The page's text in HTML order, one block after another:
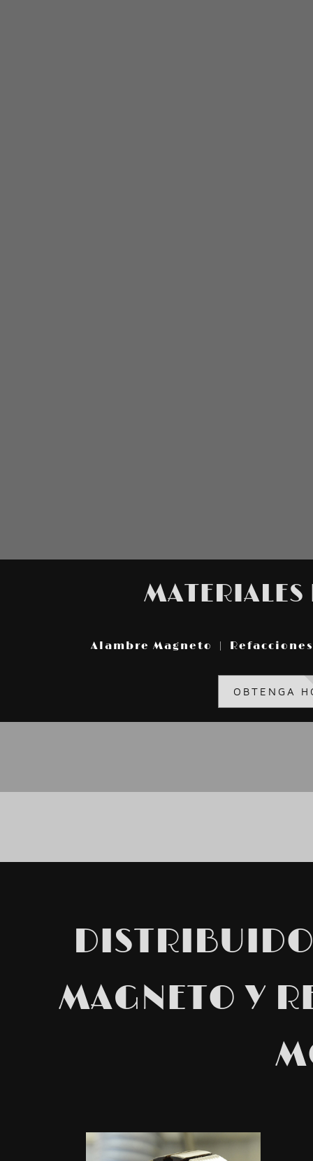
MATERIALES
Alambre Magneto |
OBTENGA
MAGNETO Y